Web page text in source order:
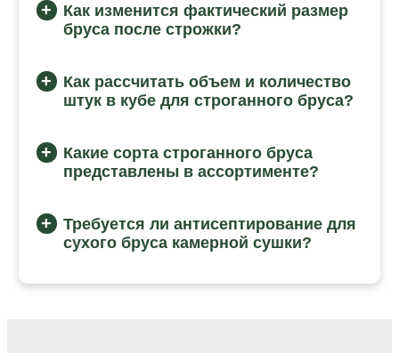
Как изменится фактический размер
бруса после строжки?
Как рассчитать объем и количество
штук в кубе для строганного бруса?
Какие сорта строганного бруса
представлены в ассортименте?
Требуется ли антисептирование для
сухого бруса камерной сушки?